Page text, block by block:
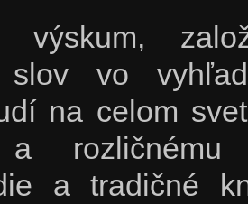
výskum,
slov vo
na celom
a rozličnému
a tradičné